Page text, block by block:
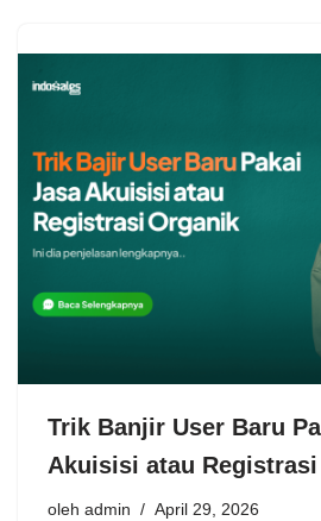
Trik Banjir User Baru
Akuisisi atau
oleh admin April 29, 2026